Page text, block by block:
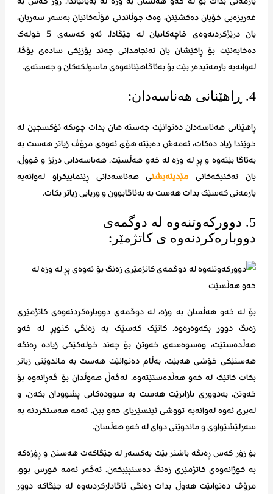
غەریزەیی خۆیان دەکشێنن، وەک جوڵاندنی قۆڵەکانیان بەسەر سەریان،
یان درێژکردنەوەی قاچەکانیان لە جێگادا. ئەو کەسەی 5 خولەک
دەخایەنێت بۆ ڕاکێشان یان ئەنجامدانی چەند پۆزێکی سادەی یۆگا،
لەوانەیە یارمەتیدەر بێت بۆ بەئاگاهێنانەوەی ماسولکەکان و جەستەی.
4. ڕاهێنانی هەناسەدان:
ڕاهێنانی هەناسەدان دەتوانێت جەستە هان بدات چونکە ئۆکسجین لە
خوێندا زیاد دەکات، ئەمەش دەبێتە هۆی ئەوەی مرۆڤ زیاتر هەست بە
بەئاگا بێتەوە و پڕ لە وزە لە خەو هەڵسێت. هەناسەدانی درێژ و قووڵ،
یان تەکنیکەکانیمێدیتەیشنی هەناسەدانی ڕێنماییکراو لەوانەیە
یارمەتی کەسێک بدات هەست بە بەئاگابوون و وریایی زیاتر بکات.
5. دوورکەوتنەوە لە دوگمەی
دووبارەکردنەوە ی کاتژمێر:
بۆ لە خەو هەڵسان بە وزە، لە دوگمەی دووبارەکردنەوەی کاتژمێری
زەنگ دوور بکەوەرەوە. کاتێک کەسێک بە زەنگی کتوپڕ لە خەو
هەڵدەستێت، وەسوەسەی خەوتن بۆ چەند خولەکێکی زیادە ڕەنگە
هەستێکی خۆشی هەبێت، بەڵام دەتوانێت هەست بە ماندوێتی زیاتر
بکات کاتێک لە خەو هەڵدەستێتەوە. لەگەڵ هەوڵدان بۆ گەڕانەوە بۆ
خەوتن، بەدووری نازانرێت هەست بە سوودەکانی پشوودان بکەن، و
لەبری ئەوە لەوانەیە تووشی ئینسێریای خەو ببن. ئەمە هەستکردنە بە
سەرلێشێواوی و ماندوێتی دوای لە خەو هەڵسان.
بۆ زۆر کەس ڕەنگە باشتر بێت یەکسەر لە جێگاکەت هەستن و ڕۆژەکە
بە کوژانەوەی کاتژمێری زەنگ دەستپێبکەن. ئەگەر ئەمە قورس بوو،
مرۆڤ دەتوانێت هەوڵ بدات زەنگی ئاگادارکردنەوە لە جێگاکە دوور